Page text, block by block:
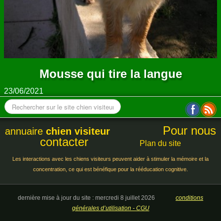
Mousse qui tire la langue
23/06/2021
annuaire chien visiteur
Pour nous
contacter
Plan du site
Les interactions avec les chiens visiteurs peuvent aider à stimuler la mémoire et la
concentration, ce qui est bénéfique pour la rééducation cognitive.
dernière mise à jour du site : mercredi 8 juillet 2026 conditions
générales d’utilisation - CGU